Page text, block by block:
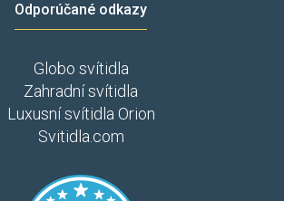
Odporúčané odkazy
Globo svítidla
Zahradní svítidla
Luxusní svítidla Orion
Svitidla.com